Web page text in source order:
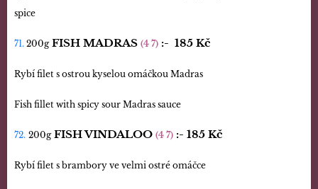
spice
71. 200g FISH MADRAS (4 7) :- 185 Kč
Rybí filet s ostrou kyselou omáčkou Madras
Fish fillet with spicy sour Madras sauce
72. 200g FISH VINDALOO (4 7) :- 185 Kč
Rybí filet s brambory ve velmi ostré omáčce